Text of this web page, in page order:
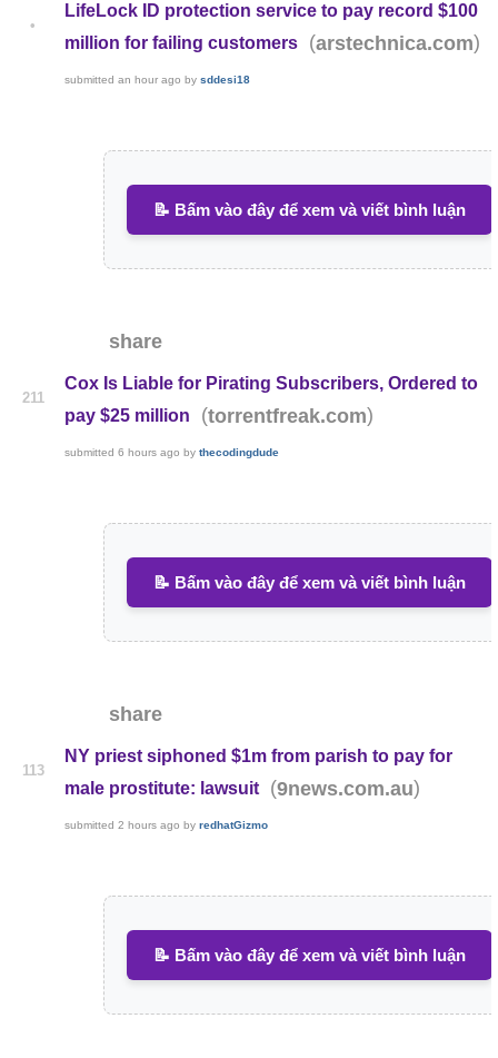
•
LifeLock ID protection service to pay record $100
million for failing customers
(arstechnica.com)
submittedan hour ago bysddesi18
📝 Bấm vào đây để xem và viết bình luận
share
211
Cox Is Liable for Pirating Subscribers, Ordered to
pay $25 million
(torrentfreak.com)
submitted6 hours ago bythecodingdude
📝 Bấm vào đây để xem và viết bình luận
share
113
NY priest siphoned $1m from parish to pay for
male prostitute: lawsuit
(9news.com.au)
submitted2 hours ago byredhatGizmo
📝 Bấm vào đây để xem và viết bình luận